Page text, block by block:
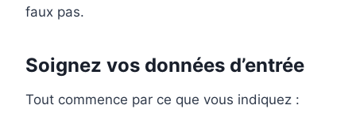
faux pas.
Soignez vos données d’entrée
Tout commence par ce que vous indiquez :